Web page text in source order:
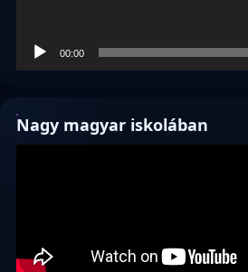
00:00
Nagy magyar iskolában